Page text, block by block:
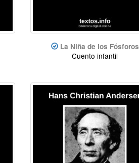
La Niña de los Fósforos
Cuento infantil